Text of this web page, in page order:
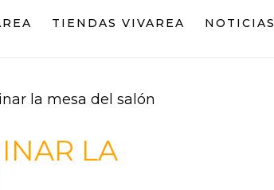
TIENDAS VIVAREA NOTICIAS
la mesa del salón
LA